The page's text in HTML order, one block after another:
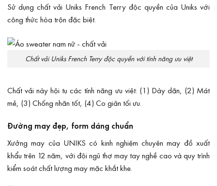
Sử dụng chất vải Uniks French Terry độc quyền của Uniks với
công thức hòa trộn đặc biệt.
Chất vải Uniks French Terry độc quyền với tính năng ưu việt
Chất vải này hội tụ các tính năng ưu việt: (1) Dày dặn, (2) Mát
mẻ, (3) Chống nhăn tốt, (4) Co giãn tối ưu.
Đường may đẹp, form dáng chuẩn
Xưởng may của UNIKS có kinh nghiệm chuyên may đồ xuất
khẩu trên 12 năm, với đội ngũ thợ may tay nghề cao và quy trình
kiểm soát chất lượng may mặc khắt khe.